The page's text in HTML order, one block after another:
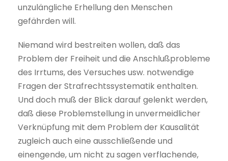
unzulängliche Erhellung den Menschen
gefährden will.
Niemand wird bestreiten wollen, daß das
Problem der Freiheit und die Anschlußprobleme
des Irrtums, des Versuches usw. notwendige
Fragen der Strafrechtssystematik enthalten.
Und doch muß der Blick darauf gelenkt werden,
daß diese Problemstellung in unvermeidlicher
Verknüpfung mit dem Problem der Kausalität
zugleich auch eine ausschließende und
einengende, um nicht zu sagen verflachende,